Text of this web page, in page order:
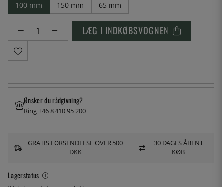
100 mm
150 mm 65 mm
LÆG I INDKØBSVOGNEN
Lagerstatus
Ønsker du rådgivning?
Ring +46 8 410 95 200
GRATIS FORSENDELSE OVER 500
DKK
30 DAGES ÅBENT
KØB